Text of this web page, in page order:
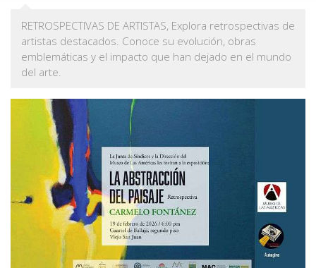
RETROSPECTIVAS DE ARTISTAS, Explora retrospectivas de
artistas destacados. Conoce su evolución, obras
emblemáticas y el impacto que han dejado en el mundo
del arte.